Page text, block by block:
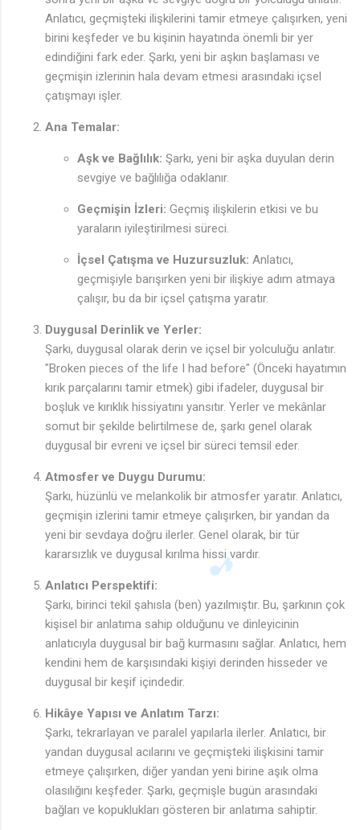
Anlatıcı, geçmişteki ilişkilerini tamir etmeye çalışırken, yeni
birini keşfeder ve bu kişinin hayatında önemli bir yer
edindiğini fark eder. Şarkı, yeni bir aşkın başlaması ve
geçmişin izlerinin hala devam etmesi arasındaki içsel
çatışmayı işler.
Ana Temalar:
Aşk ve Bağlılık: Şarkı, yeni bir aşka duyulan derin
sevgiye ve bağlılığa odaklanır.
Geçmişin İzleri: Geçmiş ilişkilerin etkisi ve bu
yaraların iyileştirilmesi süreci.
İçsel Çatışma ve Huzursuzluk: Anlatıcı,
geçmişiyle barışırken yeni bir ilişkiye adım atmaya
çalışır, bu da bir içsel çatışma yaratır.
Duygusal Derinlik ve Yerler:
Şarkı, duygusal olarak derin ve içsel bir yolculuğu anlatır.
"Broken pieces of the life I had before" (Önceki hayatımın
kırık parçalarını tamir etmek) gibi ifadeler, duygusal bir
boşluk ve kırıklık hissiyatını yansıtır. Yerler ve mekânlar
somut bir şekilde belirtilmese de, şarkı genel olarak
duygusal bir evreni ve içsel bir süreci temsil eder.
Atmosfer ve Duygu Durumu:
Şarkı, hüzünlü ve melankolik bir atmosfer yaratır. Anlatıcı,
geçmişin izlerini tamir etmeye çalışırken, bir yandan da
yeni bir sevdaya doğru ilerler. Genel olarak, bir tür
kararsızlık ve duygusal kırılma hissi vardır.
Anlatıcı Perspektifi:
Şarkı, birinci tekil şahısla (ben) yazılmıştır. Bu, şarkının çok
kişisel bir anlatıma sahip olduğunu ve dinleyicinin
anlatıcıyla duygusal bir bağ kurmasını sağlar. Anlatıcı, hem
kendini hem de karşısındaki kişiyi derinden hisseder ve
duygusal bir keşif içindedir.
Hikâye Yapısı ve Anlatım Tarzı:
Şarkı, tekrarlayan ve paralel yapılarla ilerler. Anlatıcı, bir
yandan duygusal acılarını ve geçmişteki ilişkisini tamir
etmeye çalışırken, diğer yandan yeni birine aşık olma
olasılığını keşfeder. Şarkı, geçmişle bugün arasındaki
bağları ve kopuklukları gösteren bir anlatıma sahiptir.
♪